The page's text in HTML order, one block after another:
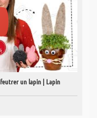
feutrer un lapin | Lapin